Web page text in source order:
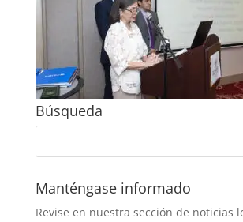
Búsqueda
Manténgase informado
Revise en nuestra sección de noticias